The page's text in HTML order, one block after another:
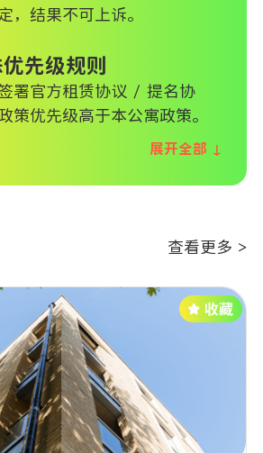
，结果不可上诉。
先级规则
署官方租赁协议 / 提名协
策优先级高于本公寓政策。
展开全部 ↓
查看更多 >